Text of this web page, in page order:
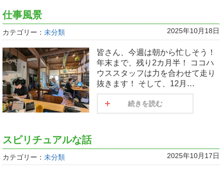
仕事風景
カテゴリー： 未分類 2025年10月18日
皆さん、今週は朝から忙しそう！
年末まで、残り2カ月半！ ココハ
ウススタッフは力を合わせて走り
抜きます！ そして、12月…
続きを読む
スピリチュアルな話
カテゴリー： 未分類 2025年10月17日